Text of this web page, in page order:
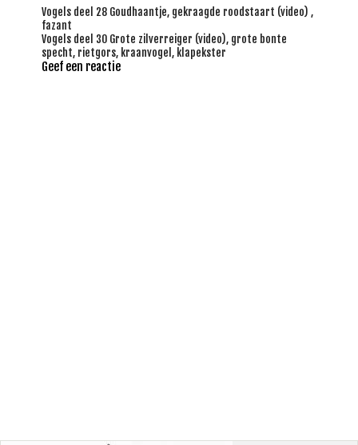
Bericht
navigatie
Vogels deel 28 Goudhaantje, gekraagde roodstaart (video) ,
fazant
Vogels deel 30 Grote zilverreiger (video), grote bonte
specht, rietgors, kraanvogel, klapekster
Geef een reactie